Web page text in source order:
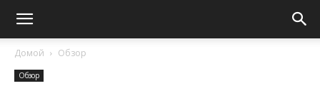
Домой Обзор
Обзор